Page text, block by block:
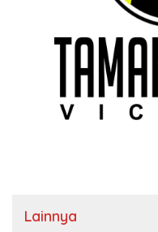
Lainnya